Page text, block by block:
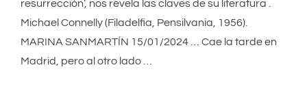
resurrección’, nos revela las claves de su literatura .
Michael Connelly (Filadelfia, Pensilvania, 1956).
MARINA SANMARTÍN 15/01/2024 … Cae la tarde en
Madrid, pero al otro lado …